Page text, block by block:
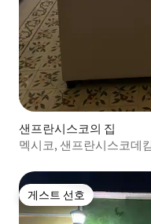
샌프란시스코의 집
멕시코, 샌프란시스코데
게스트 선호
게스트 선호